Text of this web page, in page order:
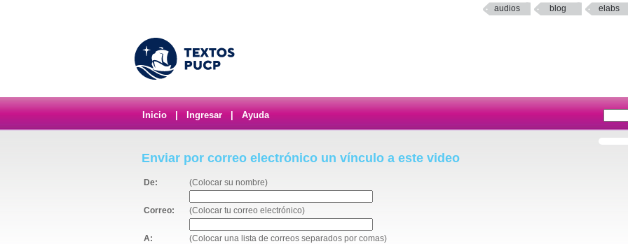
audios blog elabs
Inicio Ingresar Ayuda
Enviar por correo electrónico un vínculo a este video
De: (Colocar su nombre)
Correo: (Colocar tu correo electrónico)
A: (Colocar una lista de correos separados por comas)